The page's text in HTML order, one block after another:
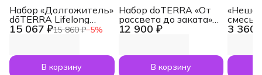
15 067 ₽15 860 ₽−5%
Набор «Долгожитель»
dōTERRA Lifelong
Vitality Pack, 3x120
В корзину
12 900 ₽
Набор doTERRA «От
рассвета до заката»
увлажнитель воздуха
по 5 мл
В корзину
3 360
смесь